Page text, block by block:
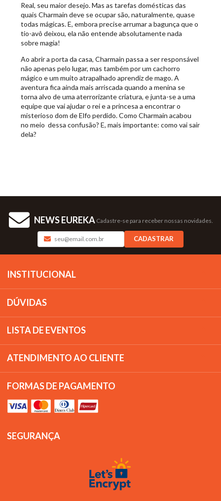
Real, seu maior desejo. Mas as tarefas domésticas das
quais Charmain deve se ocupar são, naturalmente, quase
todas mágicas. E, embora precise arrumar a bagunça que o
tio-avô deixou, ela não entende absolutamente nada
sobre magia!
Ao abrir a porta da casa, Charmain passa a ser responsável
não apenas pelo lugar, mas também por um cachorro
mágico e um muito atrapalhado aprendiz de mago. A
aventura fica ainda mais arriscada quando a menina se
torna alvo de uma aterrorizante criatura, e junta-se a uma
equipe que vai ajudar o rei e a princesa a encontrar o
misterioso dom de Elfo perdido. Como Charmain acabou
no meio dessa confusão? E, mais importante: como vai sair
dela?
NEWS EUREKA Cadastre-se para receber nossas novidades.
CADASTRAR
INSTITUCIONAL
DÚVIDAS
LISTA DE EVENTOS
ATENDIMENTO AO CLIENTE
FORMAS DE PAGAMENTO
SEGURANÇA